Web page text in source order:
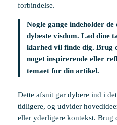
forbindelse.
Nogle gange indeholder de
dybeste visdom. Lad dine
klarhed vil finde dig. Brug
noget inspirerende eller
temaet for din artikel.
Dette afsnit går dybere ind i
tidligere, og udvider
eller yderligere kontekst. Brug